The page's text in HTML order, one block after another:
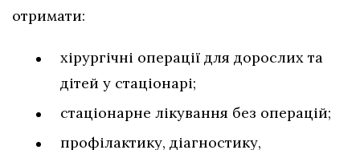
отримати:
хірургічні операції для дорослих та
дітей у стаціонарі;
стаціонарне лікування без операцій;
профілактику, діагностику,